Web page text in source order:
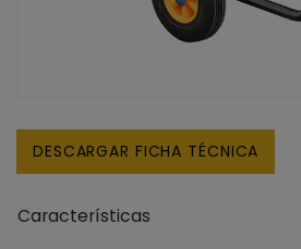
DESCARGAR FICHA TÉCNICA
Características